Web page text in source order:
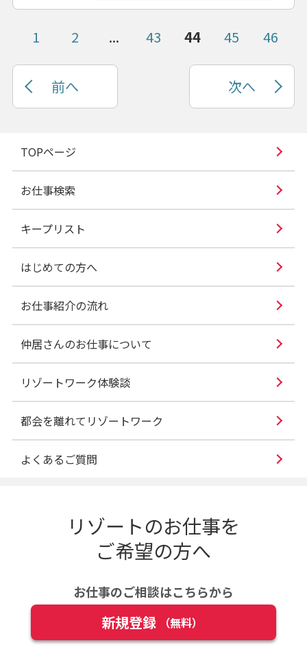
1 2 ... 43 44 45 46
前へ 次へ
TOPページ
お仕事検索
キープリスト
はじめての方へ
お仕事紹介の流れ
仲居さんのお仕事について
リゾートワーク体験談
都会を離れてリゾートワーク
よくあるご質問
リゾートのお仕事を
ご希望の方へ
お仕事のご相談はこちらから
新規登録 （無料）